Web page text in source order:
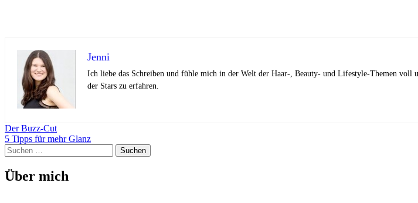
Jenni
Ich liebe das Schreiben und fühle mich in der Welt der Haar-, Beauty- und Lifestyle-Themen voll
der Stars zu erfahren.
Beitragsnavigation
Der Buzz-Cut
5 Tipps für mehr Glanz
Suchen
nach:
Über mich